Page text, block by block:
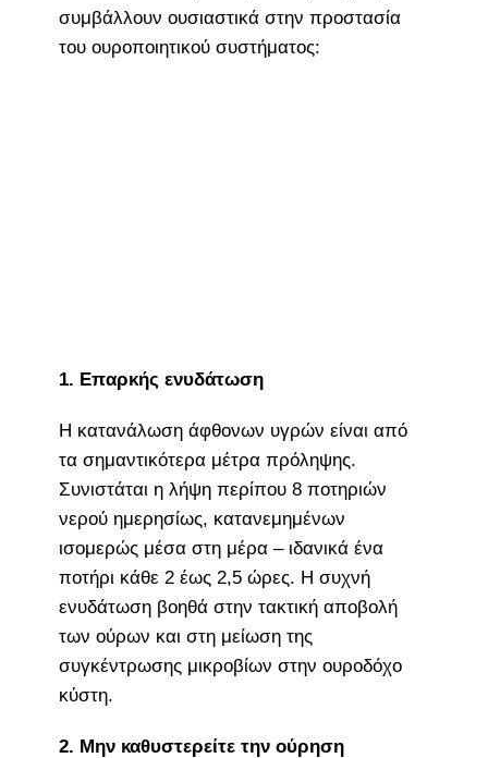
συμβάλλουν ουσιαστικά στην προστασία
του ουροποιητικού συστήματος:
1. Επαρκής ενυδάτωση
Η κατανάλωση άφθονων υγρών είναι από
τα σημαντικότερα μέτρα πρόληψης.
Συνιστάται η λήψη περίπου 8 ποτηριών
νερού ημερησίως, κατανεμημένων
ισομερώς μέσα στη μέρα – ιδανικά ένα
ποτήρι κάθε 2 έως 2,5 ώρες. Η συχνή
ενυδάτωση βοηθά στην τακτική αποβολή
των ούρων και στη μείωση της
συγκέντρωσης μικροβίων στην ουροδόχο
κύστη.
2. Μην καθυστερείτε την ούρηση